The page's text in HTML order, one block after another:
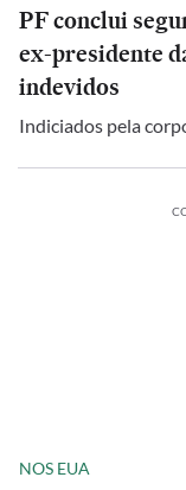
PF conclui
ex-presidente
indevidos
Indiciados pela
NOS EUA